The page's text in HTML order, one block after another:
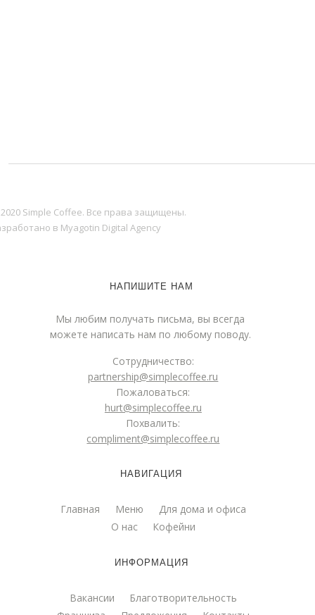
Simple Coffee. Все права защищены.
в Myagotin Digital Agency
НАПИШИТЕ НАМ
Мы любим получать письма, вы всегда
можете написать нам по любому поводу.
Сотрудничество:
partnership@simplecoffee.ru
Пожаловаться:
hurt@simplecoffee.ru
Похвалить:
compliment@simplecoffee.ru
НАВИГАЦИЯ
Главная Меню
Для дома и офиса
О нас
Кофейни
ИНФОРМАЦИЯ
Вакансии
Благотворительность